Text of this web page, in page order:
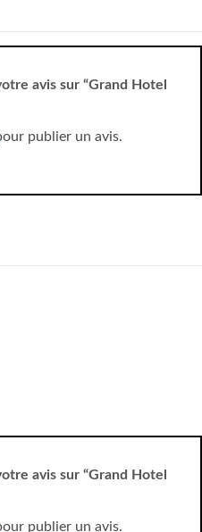
avis sur “Grand Hotel
publier un avis.
avis sur “Grand Hotel
publier un avis.